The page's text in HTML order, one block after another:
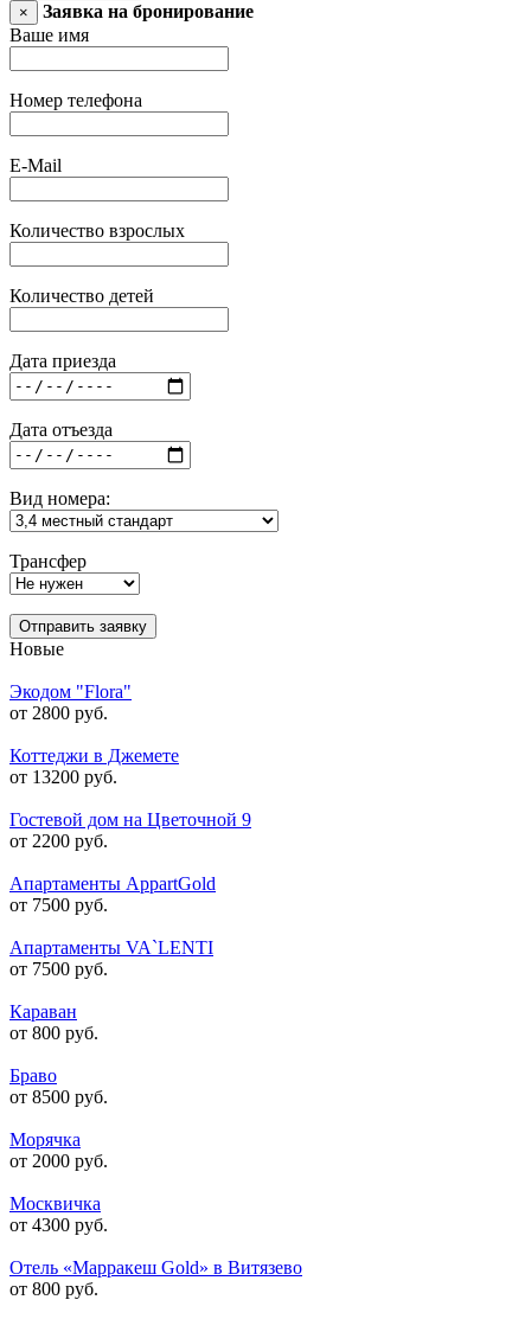
×
Заявка на бронирование
Ваше имя
Номер телефона
E-Mail
Количество взрослых
Количество детей
Дата приезда
Дата отъезда
Вид номера:
Трансфер
Отправить заявку
Новые
Экодом "Flora"
от 2800 руб.
Коттеджи в Джемете
от 13200 руб.
Гостевой дом на Цветочной 9
от 2200 руб.
Апартаменты AppartGold
от 7500 руб.
Апартаменты VA`LENTI
от 7500 руб.
Караван
от 800 руб.
Браво
от 8500 руб.
Морячка
от 2000 руб.
Москвичка
от 4300 руб.
Отель «Марракеш Gold» в Витязево
от 800 руб.